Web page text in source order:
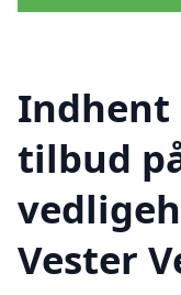
Indhent
tilbud
Vester